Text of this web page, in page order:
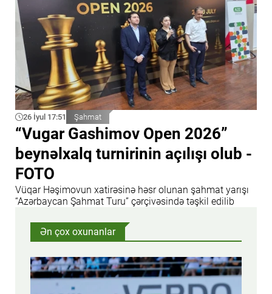
26 İyul 17:51 Şahmat
“Vugar Gashimov Open 2026”
beynəlxalq turnirinin açılışı olub -
FOTO
Vüqar Həşimovun xatirəsinə həsr olunan şahmat yarışı
“Azərbaycan Şahmat Turu” çərçivəsində təşkil edilib
Ən çox oxunanlar